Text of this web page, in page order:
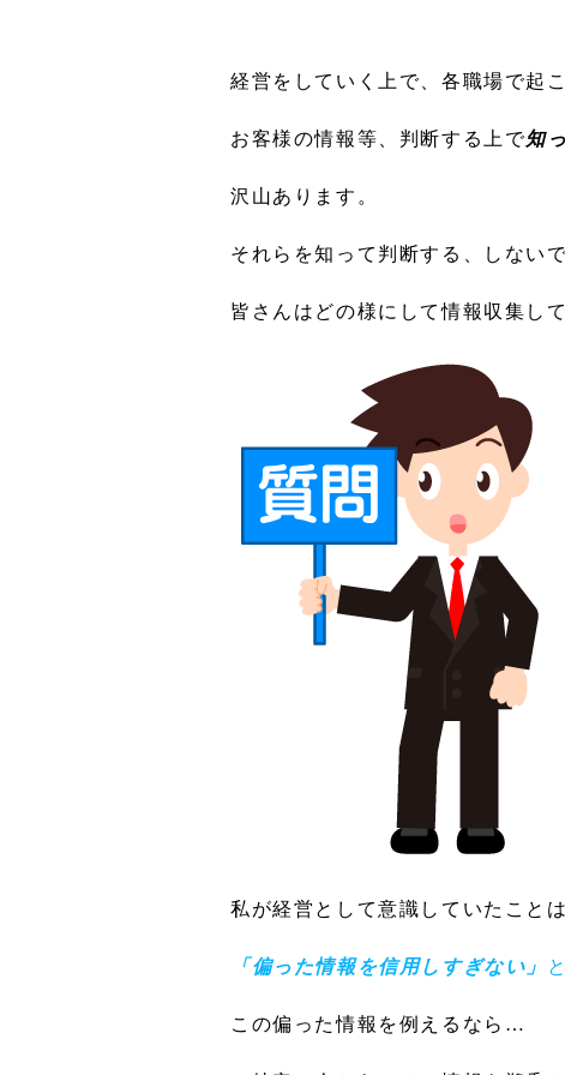
経営をしていく上で、各職場で起
お客様の情報等、判断する上で知
沢山あります。
それらを知って判断する、しない
皆さんはどの様にして情報収集し
私が経営として意識していたことは
「偏った情報を信用しすぎない」
この偏った情報を例えるなら…